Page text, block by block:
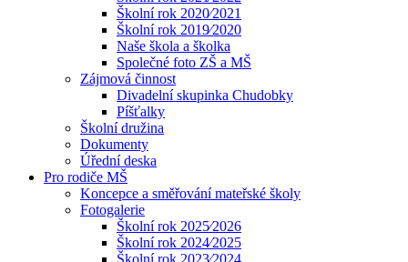
Školní rok 2020⁄2021
Školní rok 2019⁄2020
Naše škola a školka
Společné foto ZŠ a MŠ
Zájmová činnost
Divadelní skupinka Chudobky
Píšťalky
Školní družina
Dokumenty
Úřední deska
Pro rodiče MŠ
Koncepce a směřování mateřské školy
Fotogalerie
Školní rok 2025⁄2026
Školní rok 2024⁄2025
Školní rok 2023⁄2024